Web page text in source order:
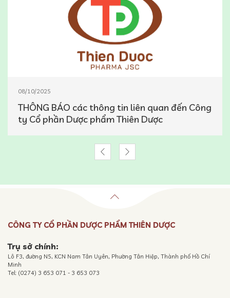
08/10/2025
THÔNG BÁO các thông tin liên quan đến Công
ty Cổ phần Dược phẩm Thiên Dược
CÔNG TY CỔ PHẦN DƯỢC PHẨM THIÊN DƯỢC
Trụ sở chính:
Lô F3, đường N5, KCN Nam Tân Uyên, Phường Tân Hiệp, Thành phố Hồ Chí
Minh
Tel: (0274) 3 653 071 - 3 653 073